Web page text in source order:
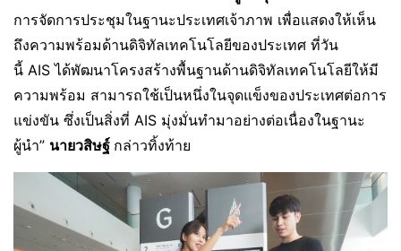
การจัดการประชุมในฐานะประเทศเจ้าภาพ เพื่อแสดงให้เห็น
ถึงความพร้อมด้านดิจิทัลเทคโนโลยีของประเทศ ที่วัน
นี้ AIS ได้พัฒนาโครงสร้างพื้นฐานด้านดิจิทัลเทคโนโลยีให้มี
ความพร้อม สามารถใช้เป็นหนึ่งในจุดแข็งของประเทศต่อการ
แข่งขัน ซึ่งเป็นสิ่งที่ AIS มุ่งมั่นทำมาอย่างต่อเนื่องในฐานะ
ผู้นำ” นายวสิษฐ์ กล่าวทิ้งท้าย